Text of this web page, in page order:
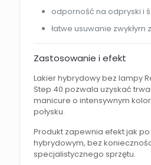
odporność na odpryski i
łatwe usuwanie zwykłym
Zastosowanie i efekt
Lakier hybrydowy bez lampy
Step 40 pozwala uzyskać
manicure o intensywnym
połysku.
Produkt zapewnia efekt jak
hybrydowym, bez
specjalistycznego sprzętu.